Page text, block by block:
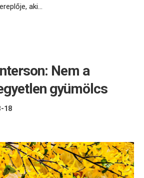
aki...
Nem a
gyümölcs
18